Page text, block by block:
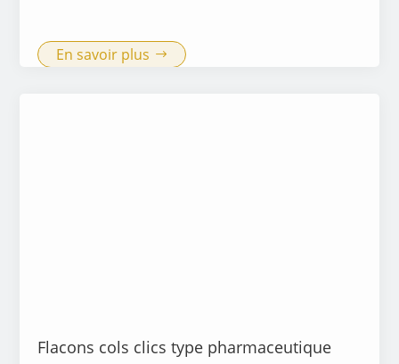
En savoir plus
Flacons cols clics type pharmaceutique